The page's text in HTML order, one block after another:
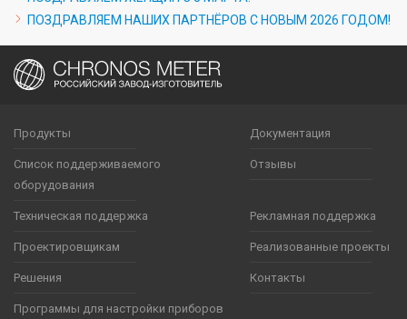
ПОЗДРАВЛЯЕМ НАШИХ ПАРТНЁРОВ С НОВЫМ 2026 ГОДОМ!
Продукты Документация
Список поддерживаемого
оборудования
Отзывы
Техническая поддержка Рекламная поддержка
Проектировщикам Реализованные проекты
Решения Контакты
Программы для настройки приборов